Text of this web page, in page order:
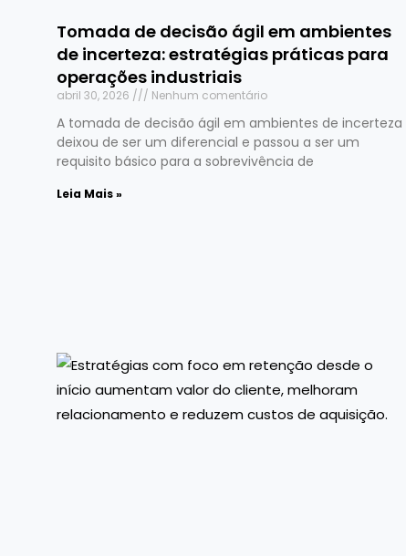
Tomada de decisão ágil em ambientes
de incerteza: estratégias práticas para
operações industriais
abril 30, 2026 Nenhum comentário
A tomada de decisão ágil em ambientes de incerteza
deixou de ser um diferencial e passou a ser um
requisito básico para a sobrevivência de
Leia Mais »